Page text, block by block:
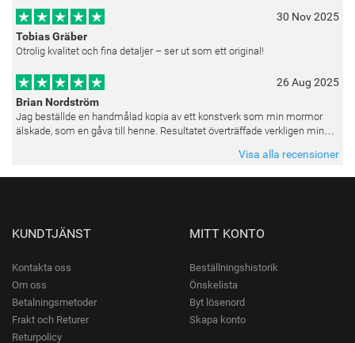
30 Nov 2025
Tobias Gräber
Otrolig kvalitet och fina detaljer – ser ut som ett original!
26 Aug 2025
Brian Nordström
Jag beställde en handmålad kopia av ett konstverk som min mormor
älskade, som en gåva till henne. Resultatet överträffade verkligen mina
Visa alla recensioner
KUNDTJÄNST
Kontakta oss
Om oss
Betalningsmetoder
Frakt och Returer
Returpolicy
MITT KONTO
Beställningshistorik
Önskelista
Byt lösenord
Skapa konto